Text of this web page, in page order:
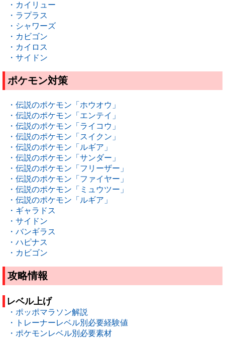
・カイリュー
・ラプラス
・シャワーズ
・カビゴン
・カイロス
・サイドン
ポケモン対策
・伝説のポケモン「ホウオウ」
・伝説のポケモン「エンテイ」
・伝説のポケモン「ライコウ」
・伝説のポケモン「スイクン」
・伝説のポケモン「ルギア」
・伝説のポケモン「サンダー」
・伝説のポケモン「フリーザー」
・伝説のポケモン「ファイヤー」
・伝説のポケモン「ミュウツー」
・伝説のポケモン「ルギア」
・ギャラドス
・サイドン
・バンギラス
・ハピナス
・カビゴン
攻略情報
レベル上げ
・ポッポマラソン解説
・トレーナーレベル別必要経験値
・ポケモンレベル別必要素材